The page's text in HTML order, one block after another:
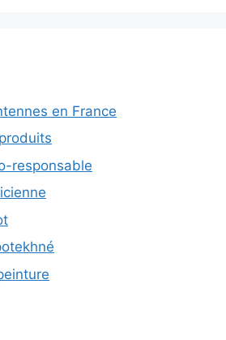
en France
responsable